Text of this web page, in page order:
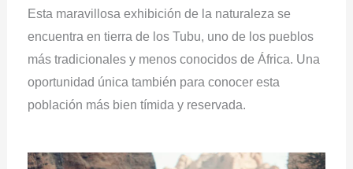
Esta maravillosa exhibición de la naturaleza se
encuentra en tierra de los Tubu, uno de los pueblos
más tradicionales y menos conocidos de África. Una
oportunidad única también para conocer esta
población más bien tímida y reservada.